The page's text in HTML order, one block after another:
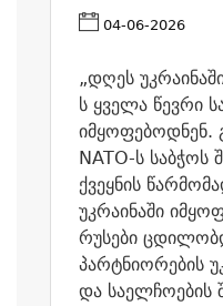
04-06-2026
„დღეს
ს ყველა წევრი
იმყოფებოდნენ.
NATO-ს საბჭოს
ქვეყნის
უკრაინაში
რუსები
პარტნიორების
და საელჩოების